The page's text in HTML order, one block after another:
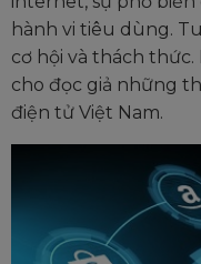
hành vi tiêu dùng.
cơ hội và thách thức.
cho đọc giả những
điện tử Việt Nam.